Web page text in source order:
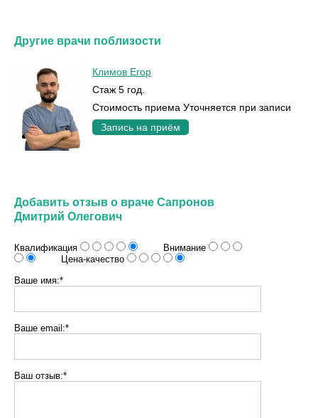
Другие врачи поблизости
Климов Егор
Стаж 5 год.
Стоимость приема Уточняется при записи
Запись на приём
Добавить отзыв о враче Сапронов
Дмитрий Олегович
Квалификация
Внимание
Цена-качество
Ваше имя:*
Ваше email:*
Ваш отзыв:*